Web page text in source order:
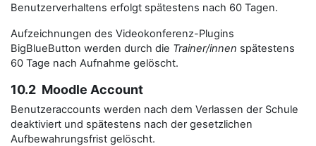
Benutzerverhaltens erfolgt spätestens nach 60 Tagen.
Aufzeichnungen des Videokonferenz-Plugins
BigBlueButton werden durch die Trainer/innen spätestens
60 Tage nach Aufnahme gelöscht.
10.2 Moodle Account
Benutzeraccounts werden nach dem Verlassen der Schule
deaktiviert und spätestens nach der gesetzlichen
Aufbewahrungsfrist gelöscht.